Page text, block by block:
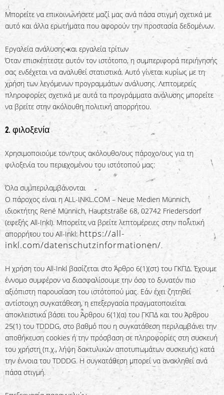
Μπορείτε να επικοινωνήσετε μαζί μας ανά πάσα στιγμή σχετικά με
αυτό και άλλα ερωτήματα που αφορούν την προστασία δεδομένων.
Εργαλεία ανάλυσης και εργαλεία τρίτων
Όταν επισκέπτεστε αυτόν τον ιστότοπο, η συμπεριφορά περιήγησής
σας ενδέχεται να αναλυθεί στατιστικά. Αυτό γίνεται κυρίως με τη
χρήση των λεγόμενων προγραμμάτων ανάλυσης. Λεπτομερείς
πληροφορίες σχετικά με αυτά τα προγράμματα ανάλυσης μπορείτε
να βρείτε στην ακόλουθη πολιτική απορρήτου.
2. φιλοξενία
Χρησιμοποιούμε τον/τους ακόλουθο/ους πάροχο/ους για τη
φιλοξενία του περιεχομένου του ιστότοπού μας:
Όλα συμπεριλαμβάνονται
Ο πάροχος είναι η ALL-INKL.COM – Neue Medien Münnich,
ιδιοκτήτης René Münnich, Hauptstraße 68, 02742 Friedersdorf
(εφεξής All-Inkl). Μπορείτε να βρείτε λεπτομέρειες στην πολιτική
απορρήτου του All-Inkl:https://all-
inkl.com/datenschutzinformationen/.
Η χρήση του All-Inkl βασίζεται στο Άρθρο 6(1)(στ) του ΓΚΠΔ. Έχουμε
έννομο συμφέρον να διασφαλίσουμε την όσο το δυνατόν πιο
αξιόπιστη παρουσίαση του ιστότοπού μας. Εάν έχει ζητηθεί
αντίστοιχη συγκατάθεση, η επεξεργασία πραγματοποιείται
αποκλειστικά βάσει του Άρθρου 6(1)(α) του ΓΚΠΔ και του Άρθρου
25(1) του TDDDG, στο βαθμό που η συγκατάθεση περιλαμβάνει την
αποθήκευση cookies ή την πρόσβαση σε πληροφορίες στη συσκευή
του χρήστη (π.χ., λήψη δακτυλικών αποτυπωμάτων συσκευής) κατά
την έννοια του TDDDG. Η συγκατάθεση μπορεί να ανακληθεί ανά
πάσα στιγμή.